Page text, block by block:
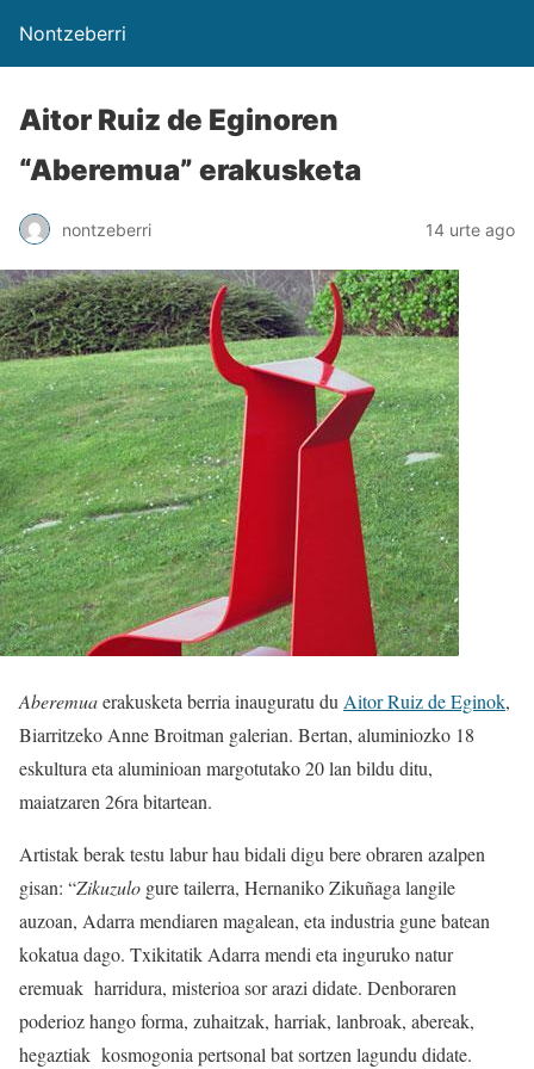
Nontzeberri
Aitor Ruiz de Eginoren
“Aberemua” erakusketa
nontzeberri 14 urte ago
Aberemuaerakusketa berria inauguratu du Aitor Ruiz de Eginok,
Biarritzeko Anne Broitman galerian. Bertan, aluminiozko 18
eskultura eta aluminioan margotutako 20 lan bildu ditu,
maiatzaren 26ra bitartean.
Artistak berak testu labur hau bidali digu bere obraren azalpen
gisan: “Zikuzulo gure tailerra, Hernaniko Zikuñaga langile
auzoan, Adarra mendiaren magalean, eta industria gune batean
kokatua dago. Txikitatik Adarra mendi eta inguruko natur
eremuak harridura, misterioa sor arazi didate. Denboraren
poderioz hango forma, zuhaitzak, harriak, lanbroak, abereak,
hegaztiak kosmogonia pertsonal bat sortzen lagundu didate.